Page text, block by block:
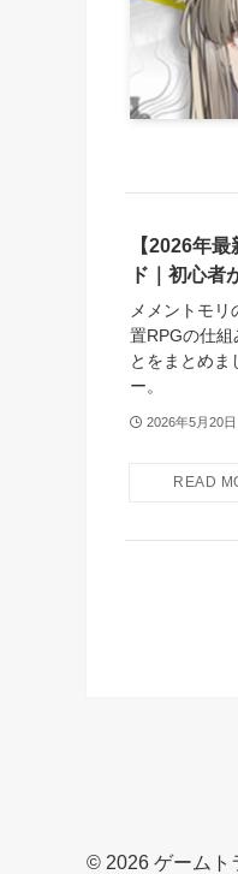
【2026年
ド｜初心者
メメントモ
置RPGの仕
とをまとめ
ー。
2026年5月20日
© 2026 ゲームト